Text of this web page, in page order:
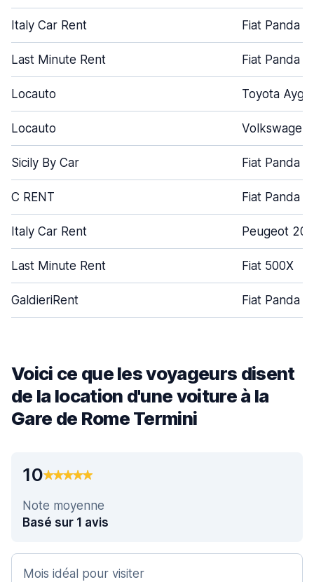
Italy Car Rent Fiat Panda
Last Minute Rent Fiat Panda
Locauto Toyota Aygo
Locauto Volkswagen
Sicily By Car Fiat Panda
C RENT Fiat Panda
Italy Car Rent Peugeot 208
Last Minute Rent Fiat 500X
GaldieriRent Fiat Panda
Voici ce que les voyageurs disent
de la location d'une voiture à la
Gare de Rome Termini
10
Note moyenne
Basé sur 1 avis
Mois idéal pour visiter